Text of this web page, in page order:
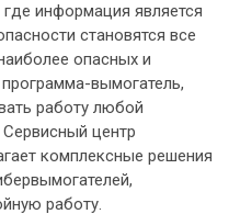
информация является
становятся все
опасных и
вымогатель,
работу любой
Сервисный центр
комплексные решения
работу.